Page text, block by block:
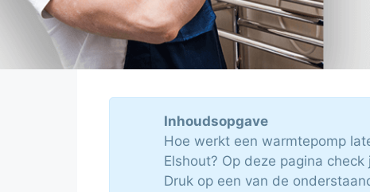
Inhoudsopgave
Hoe werkt een warmtepomp
Elshout? Op deze pagina
Druk op een van de